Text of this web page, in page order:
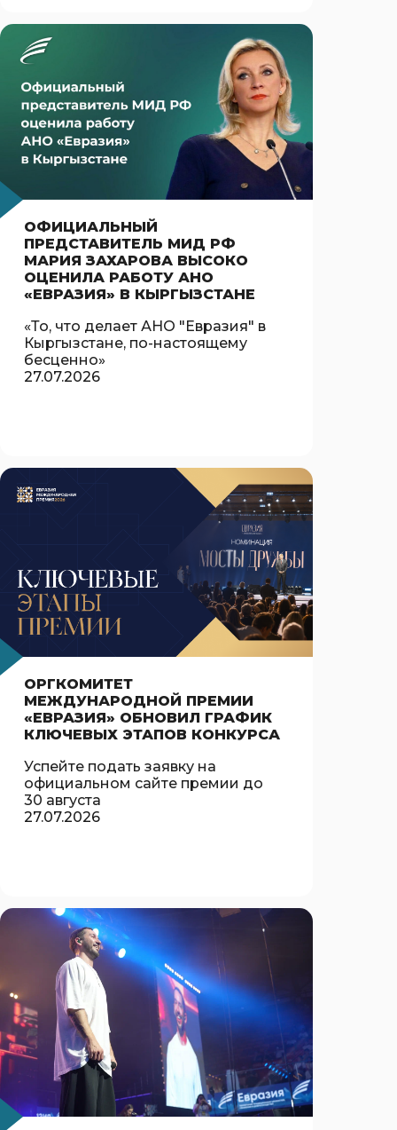
ОФИЦИАЛЬНЫЙ
ПРЕДСТАВИТЕЛЬ МИД РФ
МАРИЯ ЗАХАРОВА ВЫСОКО
ОЦЕНИЛА РАБОТУ АНО
«ЕВРАЗИЯ» В КЫРГЫЗСТАНЕ
«То, что делает АНО "Евразия" в
Кыргызстане, по-настоящему
бесценно»
27.07.2026
ОРГКОМИТЕТ
МЕЖДУНАРОДНОЙ ПРЕМИИ
«ЕВРАЗИЯ» ОБНОВИЛ ГРАФИК
КЛЮЧЕВЫХ ЭТАПОВ КОНКУРСА
Успейте подать заявку на
официальном сайте премии до
30 августа
27.07.2026